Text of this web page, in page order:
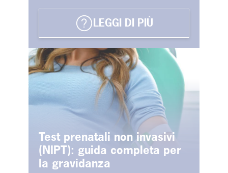
LEGGI DI PIÙ
Test prenatali non invasivi
(NIPT): guida completa per
la gravidanza